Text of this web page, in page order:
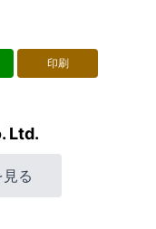
印刷
Ltd.
る